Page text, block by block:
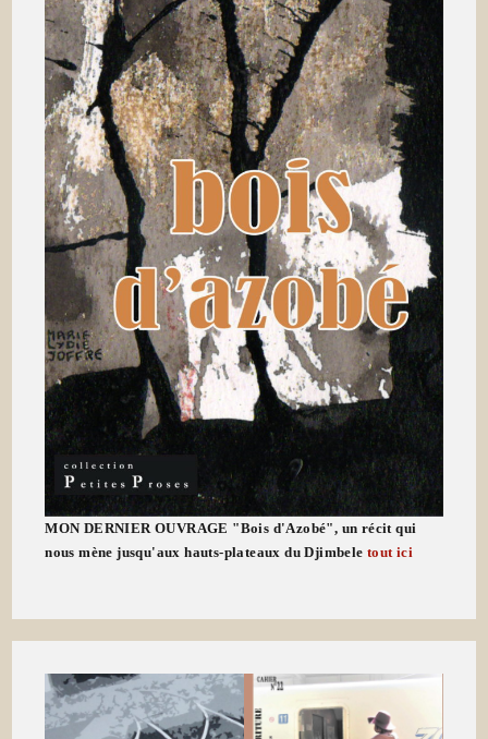
MON DERNIER OUVRAGE "Bois d'Azobé", un récit qui
nous mène jusqu'aux hauts-plateaux du Djimbeletout ici